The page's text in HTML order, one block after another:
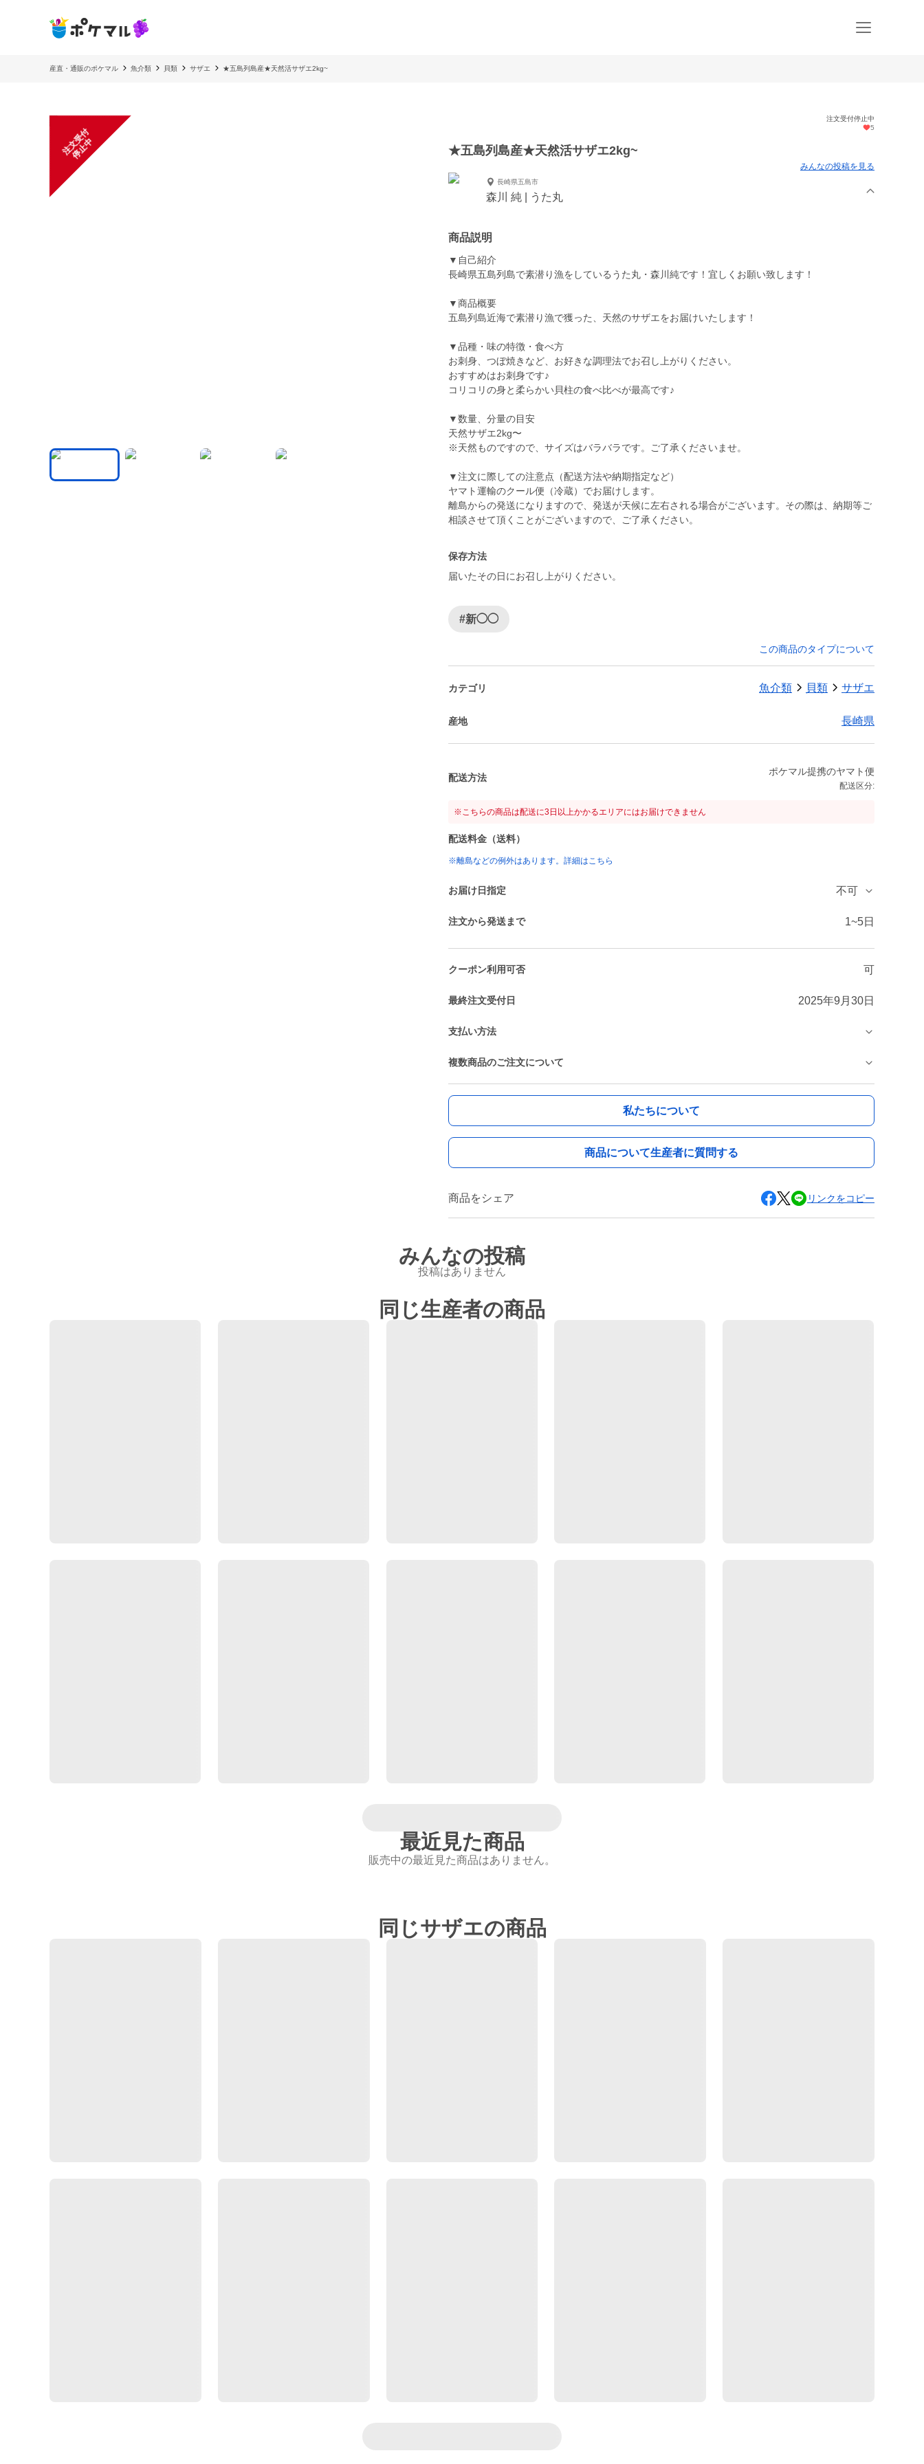
産直・通販のポケマル 魚介類 貝類 サザエ ★五島列島産★天然活サザエ2kg~
注
文
受
付
停
止
中
注文受付停止中
5
★五島列島産★天然活サザエ2kg~
みんなの投稿を見る
長崎県五島市
森川 純 | うた丸
商品説明
▼自己紹介
長崎県五島列島で素潜り漁をしているうた丸・森川純です！宜しくお願い致します！
▼商品概要
五島列島近海で素潜り漁で獲った、天然のサザエをお届けいたします！
▼品種・味の特徴・食べ方
お刺身、つぼ焼きなど、お好きな調理法でお召し上がりください。
おすすめはお刺身です♪
コリコリの身と柔らかい貝柱の食べ比べが最高です♪
▼数量、分量の目安
天然サザエ2kg〜
※天然ものですので、サイズはバラバラです。ご了承くださいませ。
▼注文に際しての注意点（配送方法や納期指定など）
ヤマト運輸のクール便（冷蔵）でお届けします。
離島からの発送になりますので、発送が天候に左右される場合がございます。その際は、納期等ご
相談させて頂くことがございますので、ご了承ください。
保存方法
届いたその日にお召し上がりください。
#新◯◯
この商品のタイプについて
カテゴリ 魚介類 貝類 サザエ
産地 長崎県
配送方法
ポケマル提携のヤマト便
配送区分:
※こちらの商品は配送に3日以上かかるエリアにはお届けできません
配送料金（送料）
※離島などの例外はあります。詳細はこちら
お届け日指定 不可
注文から発送まで 1~5日
クーポン利用可否 可
最終注文受付日 2025年9月30日
支払い方法
複数商品のご注文について
私たちについて
商品について生産者に質問する
商品をシェア リンクをコピー
みんなの投稿
投稿はありません
同じ生産者の商品
最近見た商品
販売中の最近見た商品はありません。
同じサザエの商品